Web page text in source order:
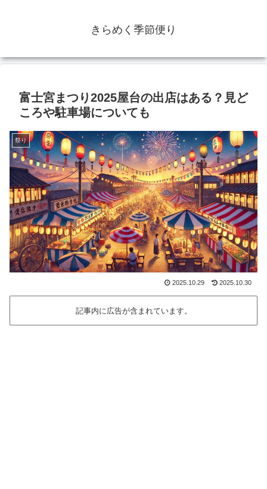
きらめく季節便り
富士宮まつり2025屋台の出店はある？見ど
ころや駐車場についても
祭り
2025.10.29 2025.10.30
記事内に広告が含まれています。